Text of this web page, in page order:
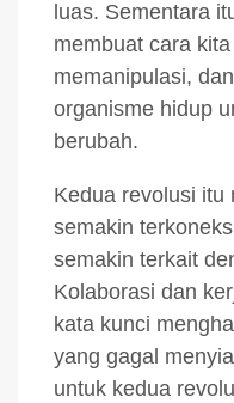
luas. Sementara
membuat cara
memanipulasi,
organisme hidup
berubah.
Kedua revolusi itu
semakin
semakin terkait
Kolaborasi dan
kata kunci
yang gagal
untuk kedua